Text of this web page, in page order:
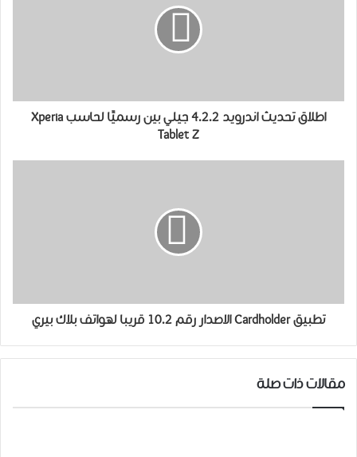
اطلاق تحديث اندرويد 4.2.2 جيلي بين رسميًا لحاسب Xperia
Tablet Z
تطبيق Cardholder الاصدار رقم 10.2 قريبا لهواتف بلاك بيري
مقالات ذات صلة